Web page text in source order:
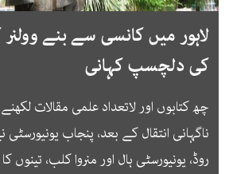
لاہور میں کانسی سے بنے
کی دلچسپ کہانی
چھ کتابوں اور لاتعداد علمی مقالات
ناگہانی انتقال کے بعد، پنجاب
روڈ، یونیورسٹی ہال اور منروا کلب، تینوں